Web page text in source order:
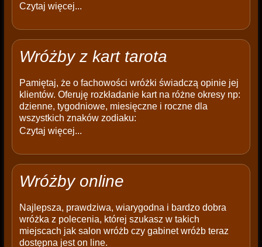
Czytaj więcej...
Wróżby z kart tarota
Pamiętaj, że o fachowości wróżki świadczą opinie jej
klientów. Oferuję rozkładanie kart na różne okresy np:
dzienne, tygodniowe, miesięczne i roczne dla
wszystkich znaków zodiaku:
Czytaj więcej...
Wróżby online
Najlepsza, prawdziwa, wiarygodna i bardzo dobra
wróżka z polecenia, której szukasz w takich
miejscach jak salon wróżb czy gabinet wróżb teraz
dostępna jest on line.